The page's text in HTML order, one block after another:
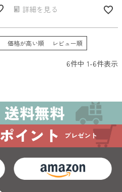
詳細を見る
価格が高い順 レビュー順
6件中 1-6件表示